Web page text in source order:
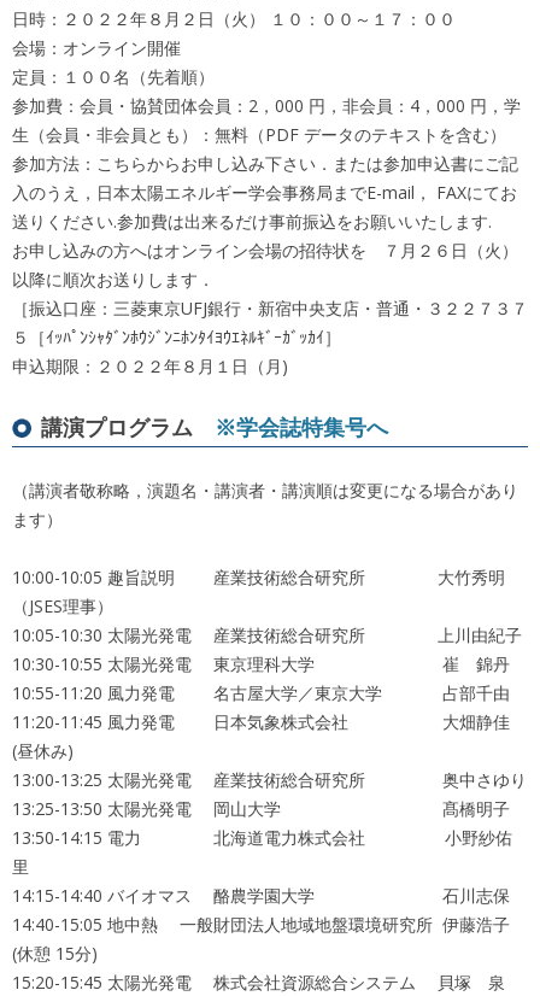
日時：２０２２年８月２日（火） １０：００～１７：００
会場：オンライン開催
定員：１００名（先着順）
参加費：会員・協賛団体会員：2，000 円，非会員：4，000 円，学
生（会員・非会員とも）：無料（PDF データのテキストを含む）
参加方法：こちらからお申し込み下さい．または参加申込書にご記
入のうえ，日本太陽エネルギー学会事務局までE-mail， FAXにてお
送りください.参加費は出来るだけ事前振込をお願いいたします.
お申し込みの方へはオンライン会場の招待状を ７月２６日（火）
以降に順次お送りします．
［振込口座：三菱東京UFJ銀行・新宿中央支店・普通・３２２７３７
５［ｲｯﾊﾟﾝｼｬﾀﾞﾝﾎｳｼﾞﾝﾆﾎﾝﾀｲﾖｳｴﾈﾙｷﾞｰｶﾞｯｶｲ］
申込期限：２０２２年８月１日（月)
講演プログラム ※学会誌特集号へ
（講演者敬称略，演題名・講演者・講演順は変更になる場合があり
ます）
10:00-10:05 趣旨説明 産業技術総合研究所 大竹秀明
（JSES理事）
10:05-10:30 太陽光発電 産業技術総合研究所 上川由紀子
10:30-10:55 太陽光発電 東京理科大学 崔 錦丹
10:55-11:20 風力発電 名古屋大学／東京大学 占部千由
11:20-11:45 風力発電 日本気象株式会社 大畑静佳
(昼休み)
13:00-13:25 太陽光発電 産業技術総合研究所 奥中さゆり
13:25-13:50 太陽光発電 岡山大学 髙橋明子
13:50-14:15 電力 北海道電力株式会社 小野紗佑
里
14:15-14:40 バイオマス 酪農学園大学 石川志保
14:40-15:05 地中熱 一般財団法人地域地盤環境研究所 伊藤浩子
(休憩 15分)
15:20-15:45 太陽光発電 株式会社資源総合システム 貝塚 泉